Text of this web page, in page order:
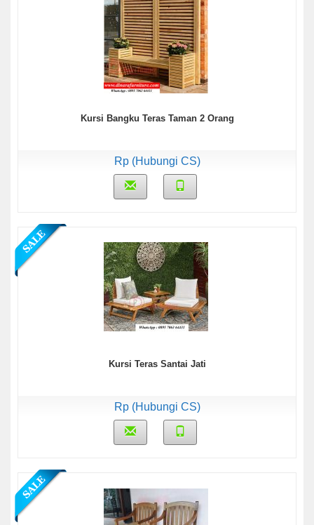
Kursi Bangku Teras Taman 2 Orang
Rp (Hubungi CS)
Kursi Teras Santai Jati
Rp (Hubungi CS)